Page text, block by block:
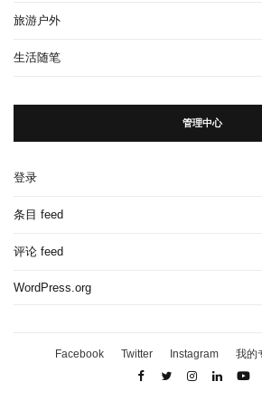
旅游户外
生活随笔
管理中心
登录
条目 feed
评论 feed
WordPress.org
Facebook Twitter Instagram 我的